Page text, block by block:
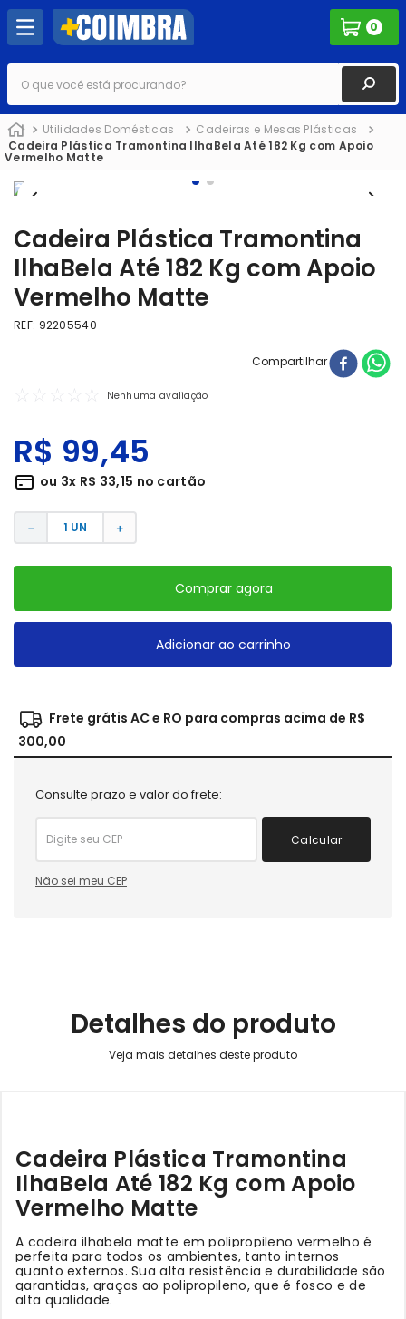
0
O que você está procurando?
Utilidades Domésticas
Cadeiras e Mesas Plásticas
Cadeira Plástica Tramontina IlhaBela Até 182 Kg com Apoio
Vermelho Matte
Cadeira Plástica Tramontina
IlhaBela Até 182 Kg com Apoio
Vermelho Matte
REF: 92205540
Compartilhar
☆ ☆ ☆ ☆ ☆ Nenhuma avaliação
R$ 99,45
ou 3x R$ 33,15 no cartão
＋
－
Comprar agora
Adicionar ao carrinho
Frete grátis AC e RO para compras acima de R$
300,00
Consulte prazo e valor do frete:
Calcular
Não sei meu CEP
Detalhes do produto
Cadeira Plástica Tramontina
IlhaBela Até 182 Kg com Apoio
Vermelho Matte
A cadeira ilhabela matte em polipropileno vermelho é
perfeita para todos os ambientes, tanto internos
quanto externos. Sua alta resistência e durabilidade são
garantidas, graças ao polipropileno, que é fosco e de
alta qualidade.